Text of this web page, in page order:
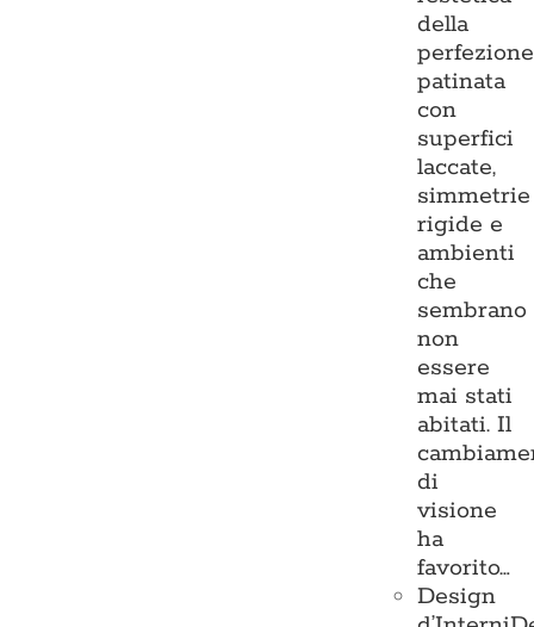
della
perfezione
patinata
con
superfici
laccate,
simmetrie
rigide e
ambienti
che
sembrano
non
essere
mai stati
abitati. Il
di
visione
ha
favorito…
Design